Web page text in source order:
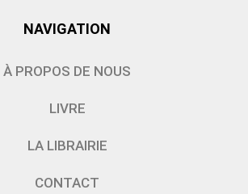
NAVIGATION
À PROPOS DE NOUS
LIVRE
LA LIBRAIRIE
CONTACT